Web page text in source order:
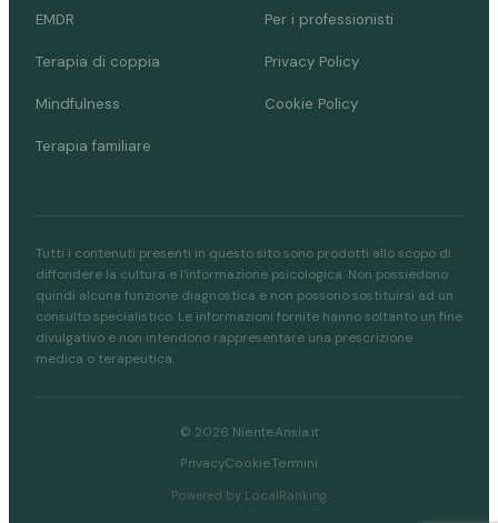
EMDR
Terapia di coppia
Mindfulness
Terapia familiare
Per i professionisti
Privacy Policy
Cookie Policy
Tutti i contenuti presenti in questo sito sono prodotti allo scopo di
diffondere la cultura e l'informazione psicologica. Non possiedono
quindi alcuna funzione diagnostica e non possono sostituirsi ad un
consulto specialistico. Le informazioni fornite hanno soltanto un fine
divulgativo e non intendono rappresentare una prescrizione
medica o terapeutica.
© 2026 NienteAnsia.it
PrivacyCookieTermini
Powered by LocalRanking